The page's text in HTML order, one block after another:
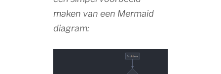
maken van een Mermaid
diagram: